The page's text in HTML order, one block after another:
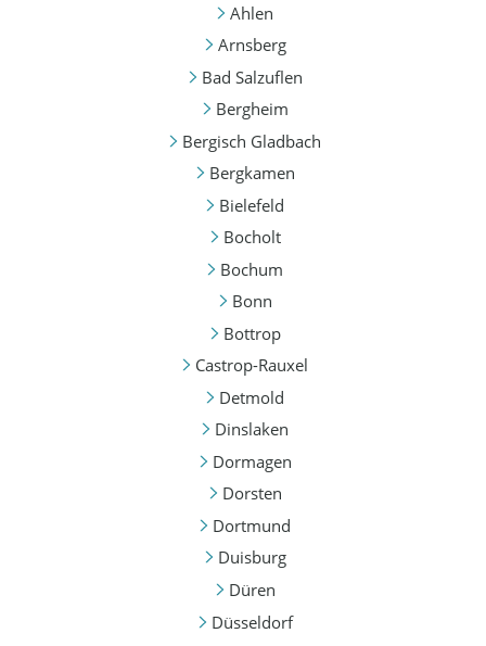
Ahlen
Arnsberg
Bad Salzuflen
Bergheim
Bergisch Gladbach
Bergkamen
Bielefeld
Bocholt
Bochum
Bonn
Bottrop
Castrop-Rauxel
Detmold
Dinslaken
Dormagen
Dorsten
Dortmund
Duisburg
Düren
Düsseldorf